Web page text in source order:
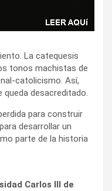
La catequesis
tonos machistas de
catolicismo. Así,
queda desacreditado.
para construir
desarrollar un
parte de la historia
Carlos III de